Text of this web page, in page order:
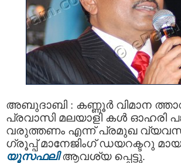
അബുദാബി : കണ്ണൂര്‍ വിമാന
പ്രവാസി മലയാളി കള്‍ ഓഹരി
വരുത്തണം എന്ന് പ്രമുഖ
ഗ്രൂപ്പ് മാനേജിംഗ് ഡയറക്ടറു
യൂസഫലിആവശ്യ പ്പെട്ടു.